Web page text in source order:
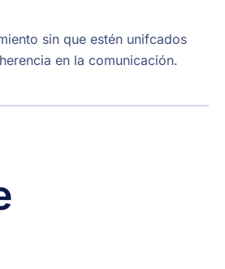
sin que estén unifcados
en la comunicación.